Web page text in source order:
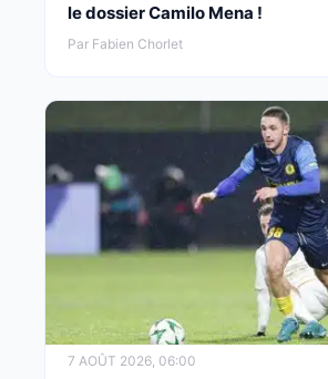
le dossier Camilo Mena !
Par Fabien Chorlet
7 AOÛT 2026, 06:00